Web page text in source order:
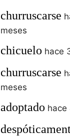
churruscarse
meses
chicuelo hace
churruscarse
meses
adoptado hace